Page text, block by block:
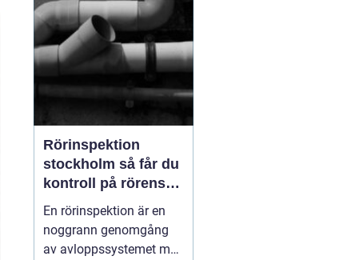
Rörinspektion
stockholm så får du
kontroll på rörens
verkliga skick
En rörinspektion är en
noggrann genomgång
av avloppssystemet med